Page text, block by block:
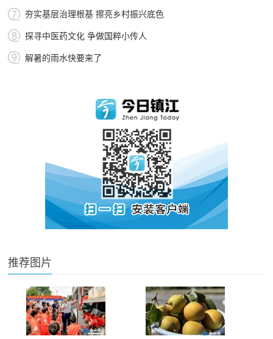
夯实基层治理根基 擦亮乡村振兴底色
探寻中医药文化 争做国粹小传人
解暑的雨水快要来了
推荐图片